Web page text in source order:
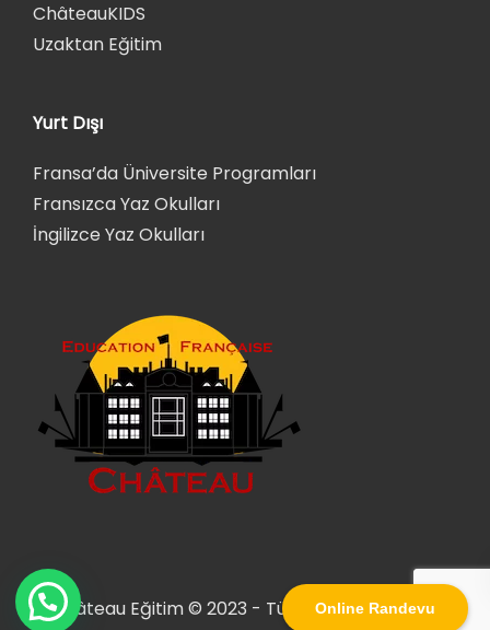
Online Randevu
ChâteauKIDS
Uzaktan Eğitim
Yurt Dışı
Fransa’da Üniversite Programları
Fransızca Yaz Okulları
İngilizce Yaz Okulları
Château Eğitim © 2023 - Tüm Hakları Saklıdır.